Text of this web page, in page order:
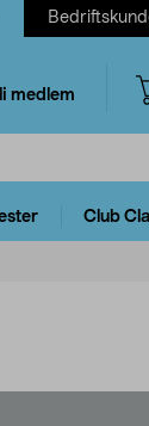
medlem
Club